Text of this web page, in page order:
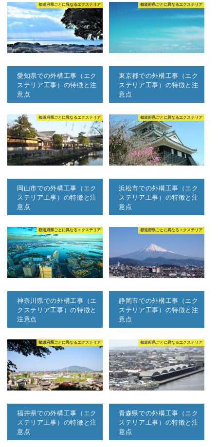
都道府県ごとに異なるエクステリア
愛知県での外構工事（エク
ステリア工事）の特徴と注
意点
都道府県ごとに異なるエクステリア
東京都での外構工事（エク
ステリア工事）の特徴と注
意点
都道府県ごとに異なるエクステリア
岡山市での外構工事（エク
ステリア工事）の特徴と注
意点
都道府県ごとに異なるエクステリア
浜松市での外構工事（エク
ステリア工事）の特徴と注
意点
都道府県ごとに異なるエクステリア
神奈川県での外構工事（エ
クステリア工事）の特徴と
注意点
都道府県ごとに異なるエクステリア
静岡市での外構工事（エク
ステリア工事）の特徴と注
意点
都道府県ごとに異なるエクステリア
福井県での外構工事（エク
ステリア工事）の特徴と注
意点
都道府県ごとに異なるエクステリア
青森県での外構工事（エク
ステリア工事）の特徴と注
意点